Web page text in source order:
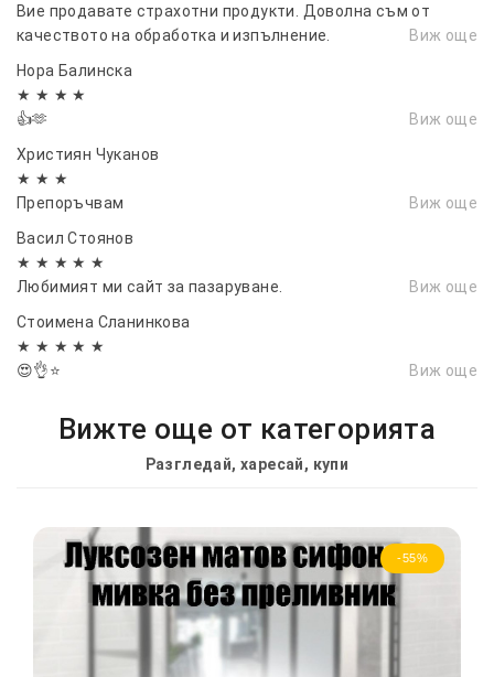
Вие продавате страхотни продукти. Доволна съм от
качеството на обработка и изпълнение.
Виж още
Нора Балинска
★ ★ ★ ★
👍🫶
Виж още
Християн Чуканов
★ ★ ★
Препоръчвам
Виж още
Васил Стоянов
★ ★ ★ ★ ★
Любимият ми сайт за пазаруване.
Виж още
Стоимена Сланинкова
★ ★ ★ ★ ★
😍👌⭐
Виж още
Вижте още от категорията
Разгледай, харесай, купи
-55%